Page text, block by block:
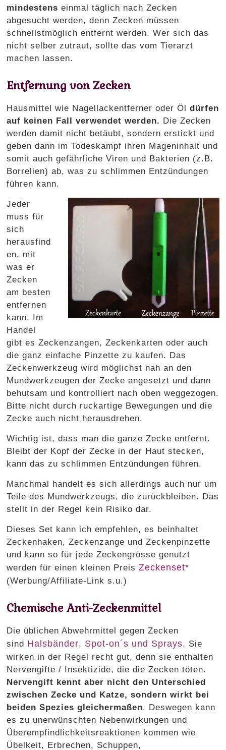
mindestens einmal täglich nach Zecken
abgesucht werden, denn Zecken müssen
schnellstmöglich entfernt werden. Wer sich das
nicht selber zutraut, sollte das vom Tierarzt
machen lassen.
Entfernung von Zecken
Hausmittel wie Nagellackentferner oder Öldürfen
auf keinen Fall verwendet werden. Die Zecken
werden damit nicht betäubt, sondern erstickt und
geben dann im Todeskampf ihren Mageninhalt und
somit auch gefährliche Viren und Bakterien (z.B.
Borrelien) ab, was zu schlimmen Entzündungen
führen kann.
Jeder
muss für
sich
herausfind
en, mit
was er
Zecken
am besten
entfernen
kann. Im
Handel
gibt es Zeckenzangen, Zeckenkarten oder auch
die ganz einfache Pinzette zu kaufen. Das
Zeckenwerkzeug wird möglichst nah an den
Mundwerkzeugen der Zecke angesetzt und dann
behutsam und kontrolliert nach oben weggezogen.
Bitte nicht durch ruckartige Bewegungen und die
Zecke auch nicht herausdrehen.
Wichtig ist, dass man die ganze Zecke entfernt.
Bleibt der Kopf der Zecke in der Haut stecken,
kann das zu schlimmen Entzündungen führen.
Manchmal handelt es sich allerdings auch nur um
Teile des Mundwerkzeugs, die zurückbleiben. Das
stellt in der Regel kein Risiko dar.
Dieses Set kann ich empfehlen, es beinhaltet
Zeckenhaken, Zeckenzange und Zeckenpinzette
und kann so für jede Zeckengrösse genutzt
werden für einen kleinen PreisZeckenset*
(Werbung/Affiliate-Link s.u.)
Chemische Anti-Zeckenmittel
Die üblichen Abwehrmittel gegen Zecken
sind Halsbänder, Spot-on´s und Sprays. Sie
wirken in der Regel recht gut, denn sie enthalten
Nervengifte / Insektizide, die die Zecken töten.
Nervengift kennt aber nicht den Unterschied
zwischen Zecke und Katze, sondern wirkt bei
beiden Spezies gleichermaßen. Deswegen kann
es zu unerwünschten Nebenwirkungen und
Überempfindlichkeitsreaktionen kommen wie
Übelkeit, Erbrechen, Schuppen,